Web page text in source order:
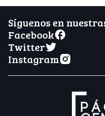
Síguenos en
Facebook
Twitter
Instagram